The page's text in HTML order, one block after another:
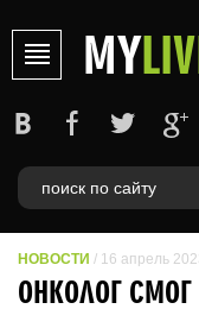
MY
НОВОСТИ / 16 апрель
ОНКОЛОГ